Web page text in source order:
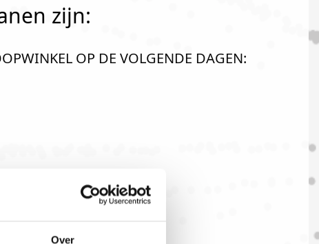
Over
zijn:
OP DE VOLGENDE DAGEN: